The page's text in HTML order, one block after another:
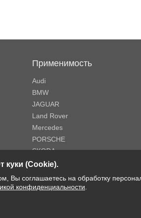
Применимость
Audi
BMW
JAGUAR
Land Rover
Mercedes
PORSCHE
SKODA
Volkswagen
MINI
куки (Cookie).
Вы соглашаетесь на обработку
конфиденциальности